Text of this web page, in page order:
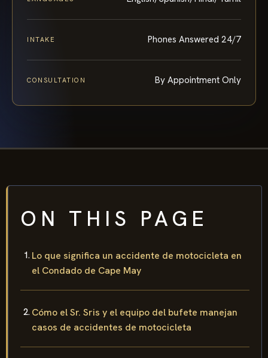
INTAKE Phones Answered 24/7
CONSULTATION By Appointment Only
ON THIS PAGE
Lo que significa un accidente de motocicleta en
el Condado de Cape May
Cómo el Sr. Sris y el equipo del bufete manejan
casos de accidentes de motocicleta